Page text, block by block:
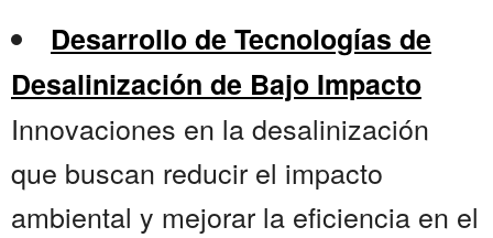
Desarrollo de Tecnologías de
Desalinización de Bajo Impacto
Innovaciones en la desalinización
que buscan reducir el impacto
ambiental y mejorar la eficiencia en el